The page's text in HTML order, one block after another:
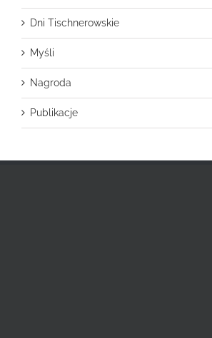
Dni Tischnerowskie
Myśli
Nagroda
Publikacje